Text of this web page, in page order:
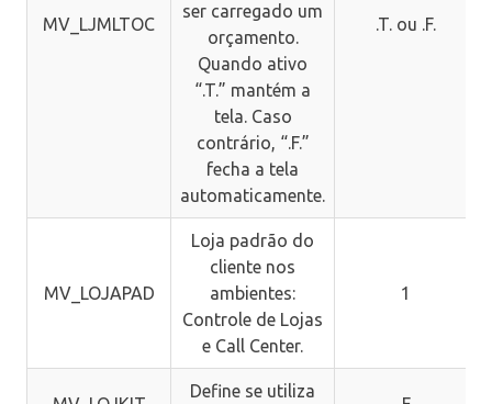
MV_LJMLTOC
ser carregado um
orçamento.
Quando ativo
“.T.” mantém a
tela. Caso
contrário, “.F.”
fecha a tela
automaticamente.
.T. ou .F.
MV_LOJAPAD
Loja padrão do
cliente nos
ambientes:
Controle de Lojas
e Call Center.
1
Define se utiliza